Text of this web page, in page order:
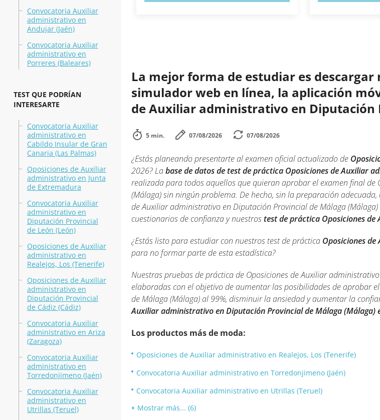
Convocatoria Auxiliar
administrativo en
Andujar (Jaén)
Convocatoria Auxiliar
administrativo en
Porreres (Baleares)
TEST QUE PODRÍAN
INTERESARTE
Convocatoria Auxiliar
administrativo en
Cabildo Insular de Gran
Canaria (Las Palmas)
Oposiciones de Auxiliar
administrativo en Junta
de Extremadura
Convocatoria Auxiliar
administrativo en
Diputación Provincial
de León (León)
Oposiciones de Auxiliar
administrativo en
Realejos, Los (Tenerife)
Oposiciones de Auxiliar
administrativo en
Diputación Provincial
de Cádiz (Cádiz)
Convocatoria Auxiliar
administrativo en Ariza
(Zaragoza)
Convocatoria Auxiliar
administrativo en
Torredonjimeno (Jaén)
Convocatoria Auxiliar
administrativo en
Utrillas (Teruel)
La mejor forma de estudiar es descargar
simulador web en línea, la aplicación
de Auxiliar administrativo en Diputación
5 min. 07/08/2026 07/08/2026
¿Estás planeando presentarte al examen oficial actualizado de
2026? Labase de datos de test de práctica Oposiciones de Auxiliar
realizada para todos aquellos que quieran aprobar el examen final
(Málaga) sin ningún problema. De hecho, sin la preparación
de Auxiliar administrativo en Diputación Provincial de Málaga
cuestionarios de confianza y nuestros test de práctica Oposiciones
¿Estás listo para estudiar con nuestros test de práctica Oposiciones
para no formar parte de esta estadística?
Nuestras pruebas de práctica de Oposiciones de Auxiliar
elaboradas con el objetivo de aumentar las posibilidades de aprobar
de Málaga (Málaga) al 99%, disminuir la ansiedad y aumentar la
Auxiliar administrativo en Diputación Provincial de Málaga (Málaga)
Los productos más de moda:
Oposiciones de Auxiliar administrativo en Realejos, Los (Tenerife)
Convocatoria Auxiliar administrativo en Torredonjimeno (Jaén)
Convocatoria Auxiliar administrativo en Utrillas (Teruel)
Mostrar más... (6)